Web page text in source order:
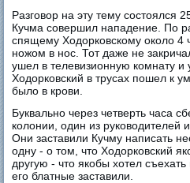
Разговор на эту тему состоялся
Кучма совершил нападение. По
спящему Ходорковскому около 4
ножом в нос. Тот даже не
ушел в телевизионную комнату и
Ходорковский в трусах пошел к
было в крови.
Буквально через четверть часа
колонии, один из руководителей
Они заставили Кучму написать
одну - о том, что Ходорковский
другую - что якобы хотел
его блатные заставили.